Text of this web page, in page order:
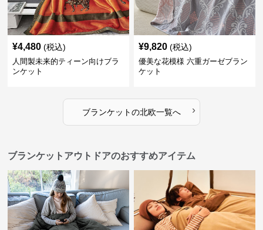
¥4,480 (税込)
人間製未来的ティーン向けブラ
ンケット
¥9,820 (税込)
優美な花模様 六重ガーゼブラン
ケット
ブランケットの北欧一覧へ ›
ブランケットアウトドアのおすすめアイテム